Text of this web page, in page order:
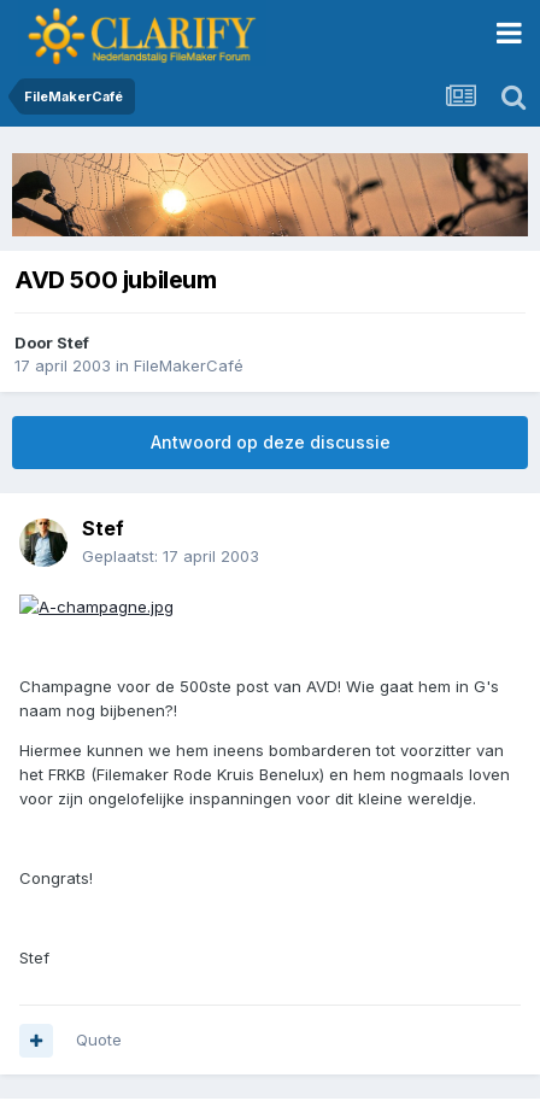
FileMakerCafé
AVD 500 jubileum
Door Stef
17 april 2003 in FileMakerCafé
Antwoord op deze discussie
Stef
Geplaatst: 17 april 2003
Champagne voor de 500ste post van AVD! Wie gaat hem in G's
naam nog bijbenen?!
Hiermee kunnen we hem ineens bombarderen tot voorzitter van
het FRKB (Filemaker Rode Kruis Benelux) en hem nogmaals loven
voor zijn ongelofelijke inspanningen voor dit kleine wereldje.
Congrats!
Stef
Quote